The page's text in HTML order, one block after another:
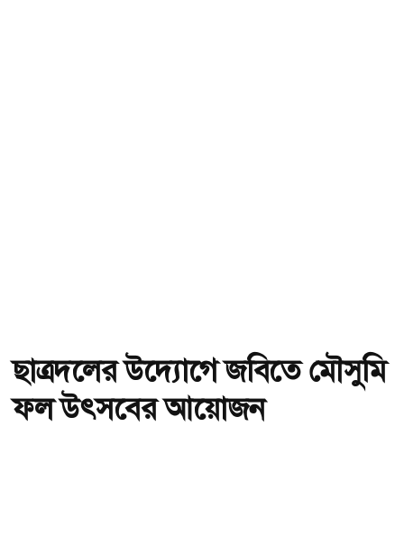
ছাত্রদলের উদ্যোগে জবিতে মৌসুমি
ফল উৎসবের আয়োজন